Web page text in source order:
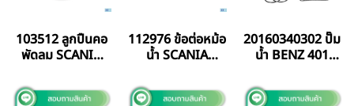
103512 ลูกปืนคอ
พัดลม SCANIA
GERMANY แท้
112976 ข้อต่อหม้อ
น้ำ SCANIA
GERMANY แท้
20160340302 ปั๊ม
น้ำ BENZ 401
GERMANY แท้